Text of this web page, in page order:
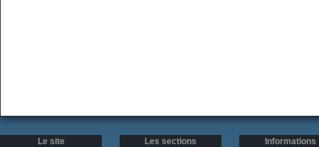
Le site
Les sections
Informations